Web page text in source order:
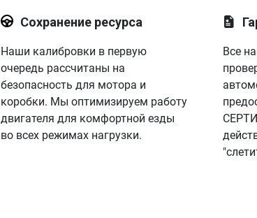
Сохранение ресурса
Наши калибровки в первую
очередь рассчитаны на
безопасность для мотора и
коробки. Мы оптимизируем работу
двигателя для комфортной езды
во всех режимах нагрузки.
Все